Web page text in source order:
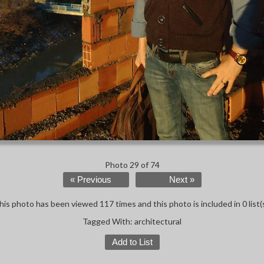
Photo 29 of 74
« Previous Next »
photo has been viewed 117 times and this photo is included in 0
Tagged With: architectural
Add to List